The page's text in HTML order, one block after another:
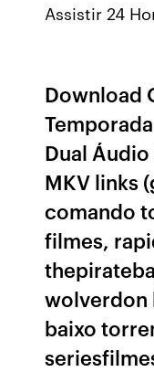
Assistir 24
Download
Dual
MKV links
comando
filmes,
wolverdon
baixo